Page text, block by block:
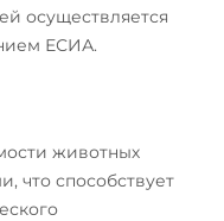
осуществляется
ЕСИА.
животных
что способствует